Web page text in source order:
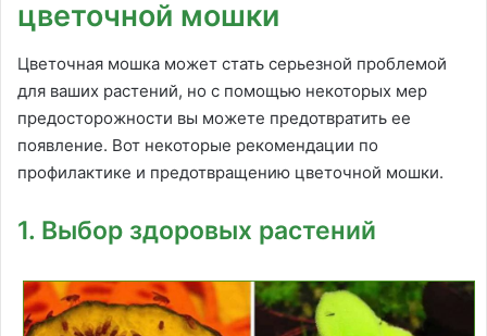
цветочной мошки
Цветочная мошка может стать серьезной проблемой
для ваших растений, но с помощью некоторых мер
предосторожности вы можете предотвратить ее
появление. Вот некоторые рекомендации по
профилактике и предотвращению цветочной мошки.
1. Выбор здоровых растений